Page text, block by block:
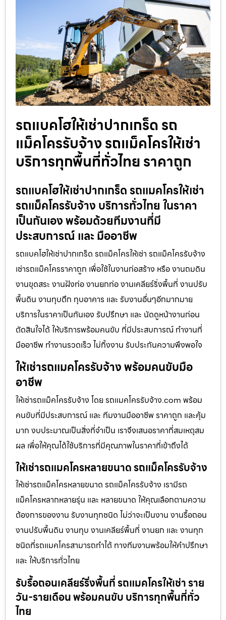
รถแบคโฮให้เช่าปากเกร็ด รถ
แม็คโครรับจ้าง รถแม็คโครให้เช่า
บริการทุกพื้นที่ทั่วไทย ราคาถูก
รถแบคโฮให้เช่าปากเกร็ด รถแมคโครให้เช่า
รถแม็คโครรับจ้าง บริการทั่วไทย ในราคา
เป็นกันเอง พร้อมด้วยทีมงานที่มี
ประสบการณ์ และ มืออาชีพ
รถแบคโฮให้เช่าปากเกร็ด รถแม็คโครให้เช่า รถแม็คโครรับจ้าง
เช่ารถแม็คโครราคาถูก เพื่อใช้ในงานก่อสร้าง หรือ งานถมดิน
งานขุดสระ งานฝังท่อ งานยกท่อ งานเคลียร์ริ่งพื้นที่ งานปรับ
พื้นดิน งานทุบตึก ทุบอาคาร และ รับงานอื่นๆอีกมากมาย
บริการในราคาเป็นกันเอง รับปรึกษา และ นัดดูหน้างานก่อน
ตัดสินใจได้ ให้บริการพร้อมคนขับ ที่มีประสบการณ์ ทำงานที่
มืออาชีพ ทำงานรวดเร็ว ไม่ทิ้งงาน รับประกันความพึงพอใจ
ให้เช่ารถแมคโครรับจ้าง พร้อมคนขับมือ
อาชีพ
ให้เช่ารถแม็คโครรับจ้าง โดย รถแมคโครรับจ้าง.com พร้อม
คนขับที่มีประสบการณ์ และ ทีมงานมืออาชีพ ราคาถูก และคุ้ม
มาก งบประมาณเป็นสิ่งที่จำเป็น เราจึงเสนอราคาที่สมเหตุสม
ผล เพื่อให้คุณได้ใช้บริการที่มีคุณภาพในราคาที่เข้าถึงได้
ให้เช่ารถแมคโครหลายขนาด รถแม็คโครรับจ้าง
ให้เช่ารถแม็คโครหลายขนาด รถแม็คโครรับจ้าง เรามีรถ
แม็คโครหลากหลายรุ่น และ หลายขนาด ให้คุณเลือกตามความ
ต้องการของงาน รับงานทุกชนิด ไม่ว่าจะเป็นงาน งานรื้อถอน
งานปรับพื้นดิน งานทุบ งานเคลียร์พื้นที่ งานยก และ งานทุก
ชนิดที่รถแมคโครสามารถทำได้ ทางทีมงานพร้อมให้คำปรึกษา
และ ให้บริการทั่วไทย
รับรื้อถอนเคลียร์ริ่งพื้นที่ รถแมคโครให้เช่า ราย
วัน-รายเดือน พร้อมคนขับ บริการทุกพื้นที่ทั่ว
ไทย